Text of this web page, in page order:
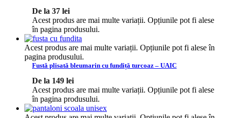
De la 37 lei
Acest produs are mai multe variații. Opțiunile pot fi alese
în pagina produsului.
Acest produs are mai multe variații. Opțiunile pot fi alese în
pagina produsului.
Fustă plisată bleumarin cu fundiță turcoaz – UAIC
De la 149 lei
Acest produs are mai multe variații. Opțiunile pot fi alese
în pagina produsului.